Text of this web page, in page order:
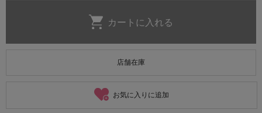
店舗在庫
お気に入りに追加